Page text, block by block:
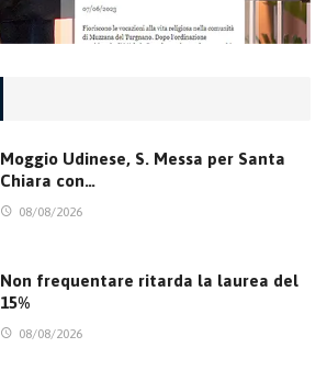
Moggio Udinese, S. Messa per Santa
Chiara con…
08/08/2026
Non frequentare ritarda la laurea del
15%
08/08/2026